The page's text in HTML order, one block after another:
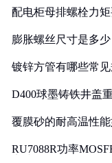
配电柜母排螺栓力
膨胀螺丝尺寸是多少
镀锌方管有哪些常
D400球墨铸铁井盖
覆膜砂的耐高温性
RU7088R功率